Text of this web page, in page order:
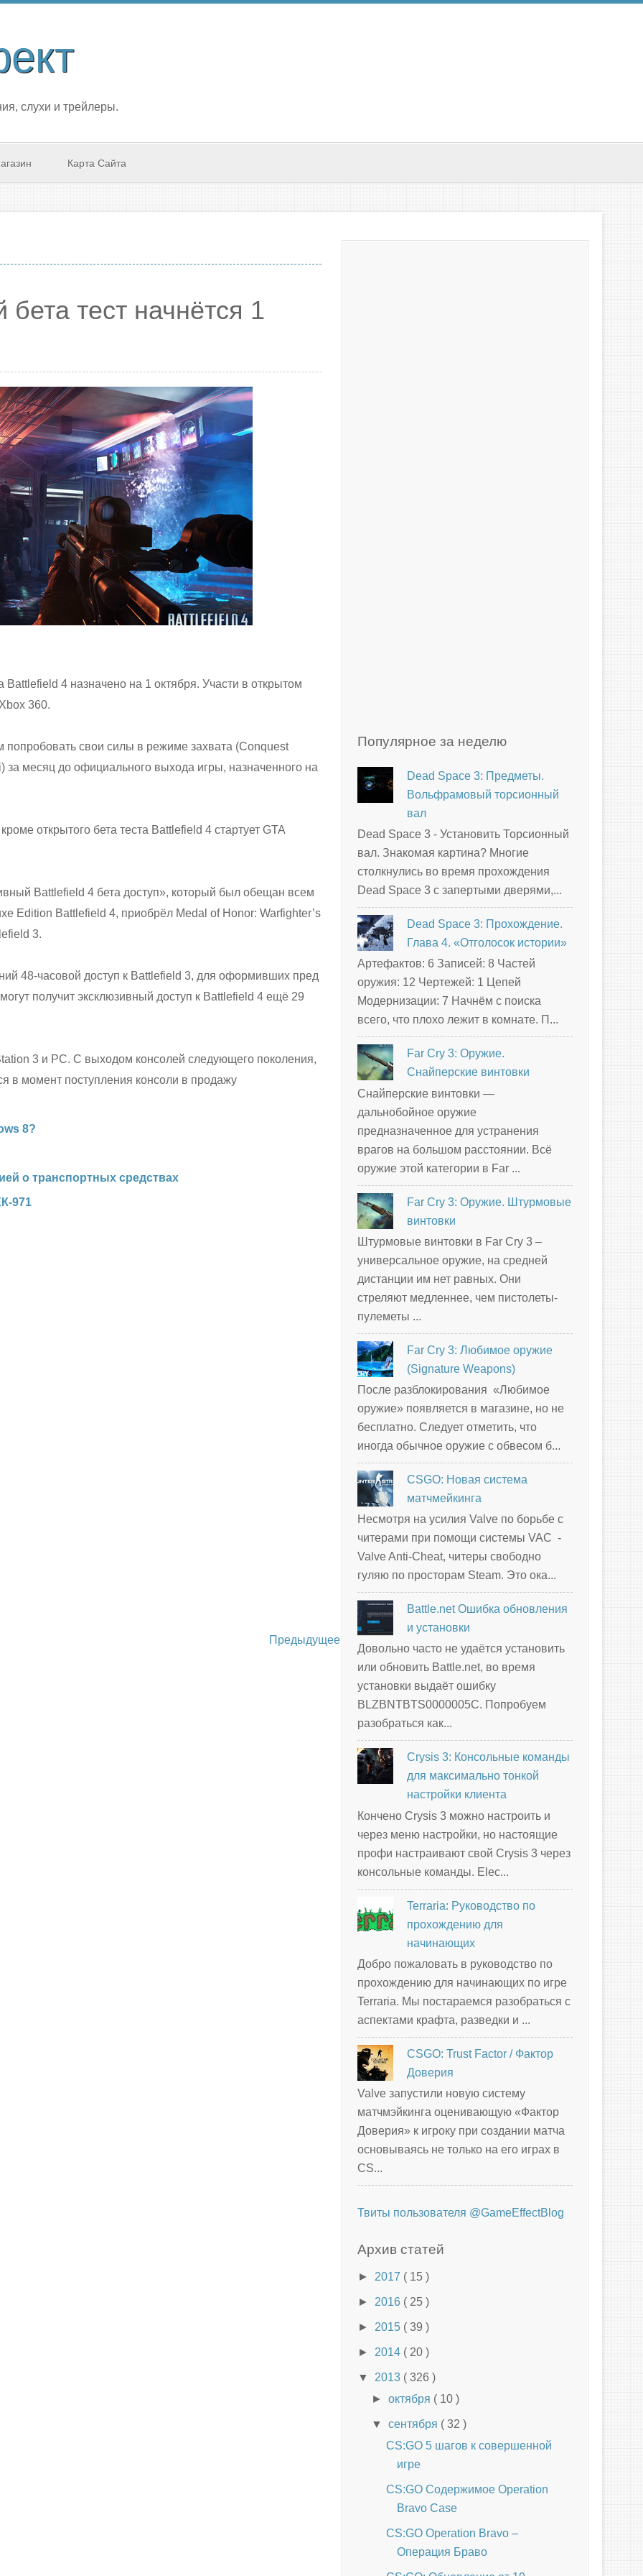
слухи и трейлеры.
Карта Сайта
тест начнётся 1
Battlefield 4 назначено на 1 октября. Участи в открытом
360.
попробовать свои силы в режиме захвата (Conquest
месяц до официального выхода игры, назначенного на
открытого бета теста Battlefield 4 стартует GTA
Battlefield 4 бета доступ», который был обещан всем
Edition Battlefield 4, приобрёл Medal of Honor: Warfighter’s
3.
48-часовой доступ к Battlefield 3, для оформивших пред
получит эксклюзивный доступ к Battlefield 4 ещё 29
3 и PC. С выходом консолей следующего поколения,
в момент поступления консоли в продажу
8?
о транспортных средствах
971
Предыдущее
Популярное за неделю
Dead Space 3: Предметы.
Вольфрамовый торсионный
вал
Dead Space 3 - Установить Торсионный
вал. Знакомая картина? Многие
столкнулись во время прохождения
Dead Space 3 с запертыми дверями,...
Dead Space 3: Прохождение.
Глава 4. «Отголосок истории»
Артефактов: 6 Записей: 8 Частей
оружия: 12 Чертежей: 1 Цепей
Модернизации: 7 Начнём с поиска
всего, что плохо лежит в комнате. П...
Far Cry 3: Оружие.
Снайперские винтовки
Снайперские винтовки —
дальнобойное оружие
предназначенное для устранения
врагов на большом расстоянии. Всё
оружие этой категории в Far ...
Far Cry 3: Оружие. Штурмовые
винтовки
Штурмовые винтовки в Far Cry 3 –
универсальное оружие, на средней
дистанции им нет равных. Они
стреляют медленнее, чем пистолеты-
пулеметы ...
Far Cry 3: Любимое оружие
(Signature Weapons)
После разблокирования «Любимое
оружие» появляется в магазине, но не
бесплатно. Следует отметить, что
иногда обычное оружие с обвесом б...
CSGO: Новая система
матчмейкинга
Несмотря на усилия Valve по борьбе с
читерами при помощи системы VAC -
Valve Anti-Cheat, читеры свободно
гуляю по просторам Steam. Это ока...
Battle.net Ошибка обновления
и установки
Довольно часто не удаётся установить
или обновить Battle.net, во время
установки выдаёт ошибку
BLZBNTBTS0000005C. Попробуем
разобраться как...
Crysis 3: Консольные команды
для максимально тонкой
настройки клиента
Кончено Crysis 3 можно настроить и
через меню настройки, но настоящие
профи настраивают свой Crysis 3 через
консольные команды. Elec...
Terraria: Руководство по
прохождению для
начинающих
Добро пожаловать в руководство по
прохождению для начинающих по игре
Terraria. Мы постараемся разобраться с
аспектами крафта, разведки и ...
CSGO: Trust Factor / Фактор
Доверия
Valve запустили новую систему
матчмэйкинга оценивающую «Фактор
Доверия» к игроку при создании матча
основываясь не только на его играх в
CS...
Твиты пользователя @GameEffectBlog
Архив статей
► 2017 ( 15 )
► 2016 ( 25 )
► 2015 ( 39 )
► 2014 ( 20 )
▼ 2013 ( 326 )
►октября ( 10 )
▼сентября ( 32 )
CS:GO 5 шагов к совершенной
игре
CS:GO Содержимое Operation
Bravo Case
CS:GO Operation Bravo –
Операция Браво